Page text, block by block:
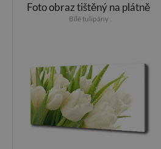
Foto obraz tištěný na plátně
Bílé tulipány